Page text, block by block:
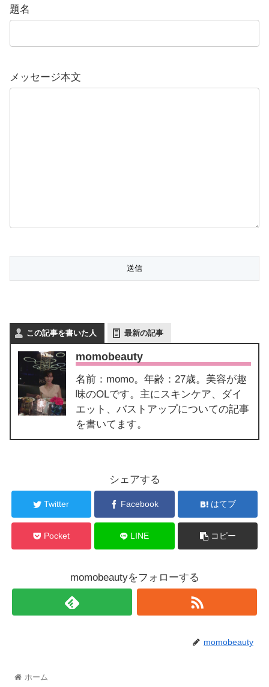
題名
メッセージ本文
この記事を書いた人 最新の記事
momobeauty
名前：momo。年齢：27歳。美容が趣
味のOLです。主にスキンケア、ダイ
エット、バストアップについての記事
を書いてます。
シェアする
Twitter Facebook はてブ
Pocket LINE コピー
momobeautyをフォローする
momobeauty
ホーム